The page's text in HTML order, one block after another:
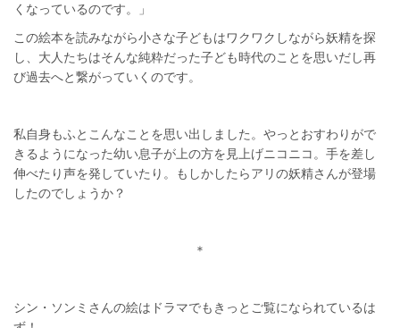
くなっているのです。」
この絵本を読みながら小さな子どもはワクワクしながら妖精を探
し、大人たちはそんな純粋だった子ども時代のことを思いだし再
び過去へと繋がっていくのです。
私自身もふとこんなことを思い出しました。やっとおすわりがで
きるようになった幼い息子が上の方を見上げニコニコ。手を差し
伸べたり声を発していたり。もしかしたらアリの妖精さんが登場
したのでしょうか？
＊
シン・ソンミさんの絵はドラマでもきっとご覧になられているは